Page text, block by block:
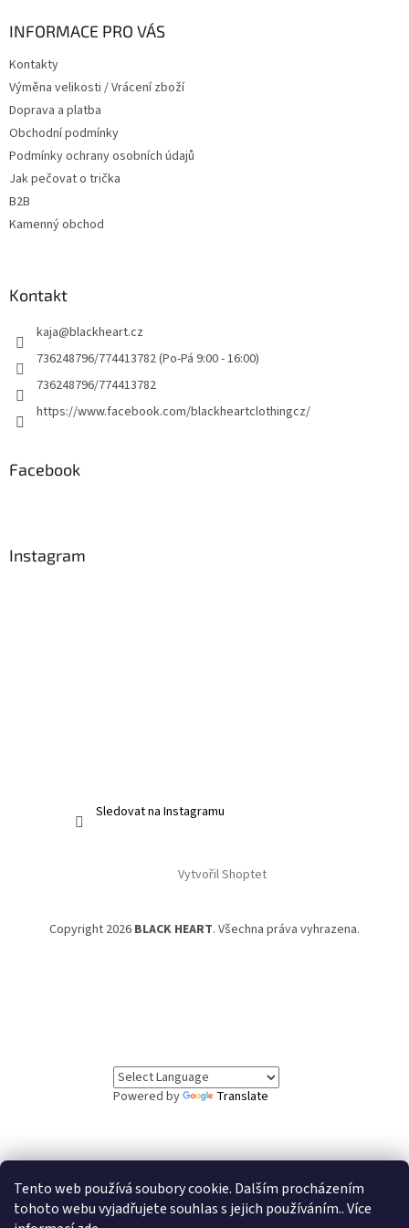
Tento web používá soubory cookie. Dalším procházením
tohoto webu vyjadřujete souhlas s jejich používáním.. Více
INFORMACE PRO VÁS
Kontakty
Výměna velikosti / Vrácení zboží
Doprava a platba
Obchodní podmínky
Podmínky ochrany osobních údajů
Jak pečovat o trička
B2B
Kamenný obchod
Kontakt
kaja@blackheart.cz
736248796/774413782 (Po-Pá 9:00 - 16:00)
736248796/774413782
https://www.facebook.com/blackheartclothingcz/
Facebook
Instagram
Sledovat na Instagramu
Vytvořil Shoptet
Copyright 2026 BLACK HEART. Všechna práva vyhrazena.
Powered by Translate
// Informační lišta